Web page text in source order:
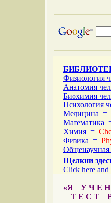
Физиология
Анатомия
Биохимия
Психология
Медицина =
Математика
Химия =
Физика =
Общенаучная
Щелкни
Click here and
«Я У Ч Е Н
Т Е С Т В